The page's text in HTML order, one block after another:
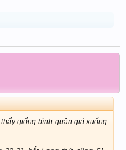
giống bình quân giá xuống